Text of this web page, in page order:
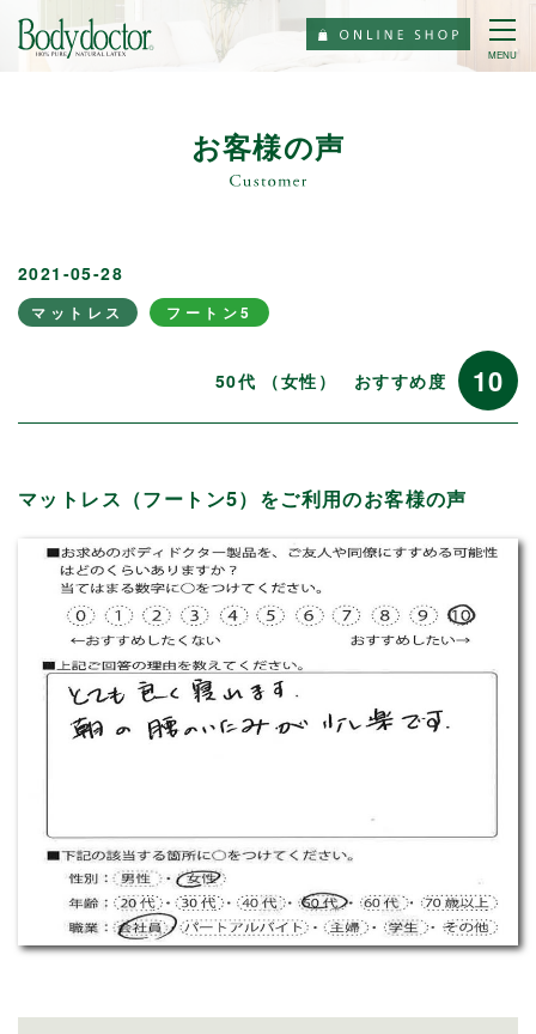
MENU
お客様の声
2021-05-28
マットレス フートン5
50代 （女性） おすすめ度 10
マットレス（フートン5）をご利用のお客様の声